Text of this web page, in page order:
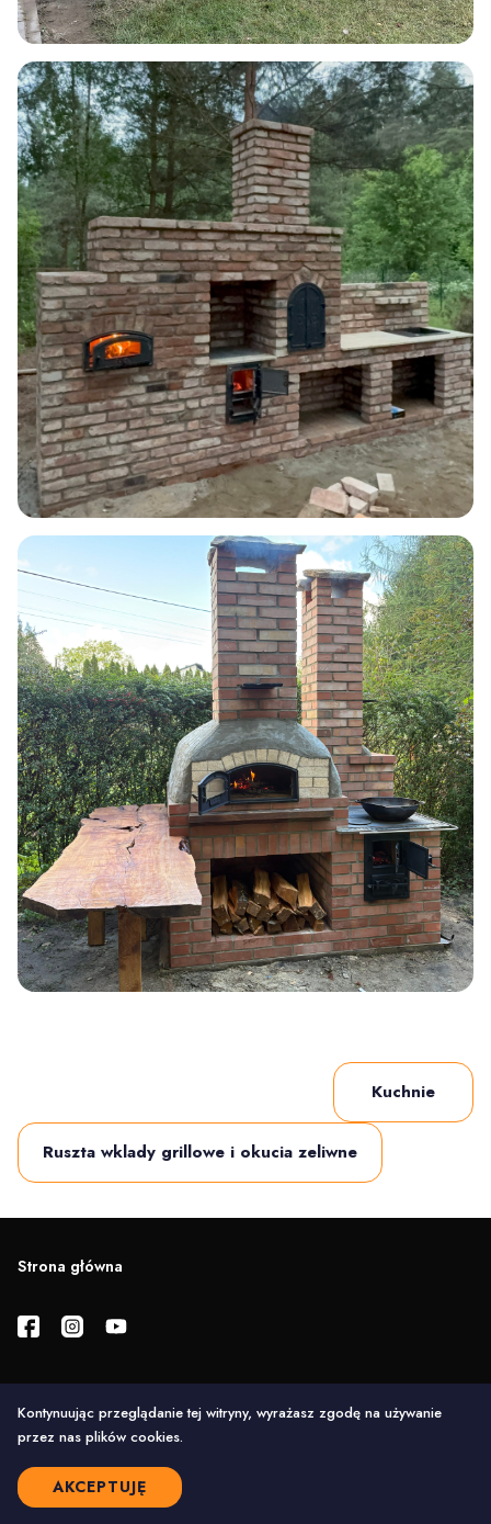
Kuchnie
Ruszta wklady grillowe i okucia zeliwne
Strona główna
Wszelkie prawa zastrzeżone
© 2025. LUXstrona.pl
Realizacja:luxstrona.pl
Kontynuując przeglądanie tej witryny, wyrażasz zgodę na używanie
przez nas plików cookies.
AKCEPTUJĘ